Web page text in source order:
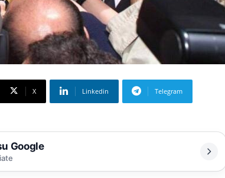
X Linkedin Telegram
Google